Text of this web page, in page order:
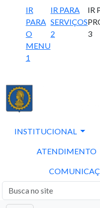
IR
PARA
O
MENU
1
IR PARA
SERVIÇOS
2
IR
3
INSTITUCIONAL
ATENDIMENTO